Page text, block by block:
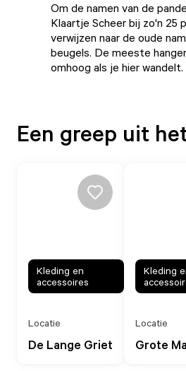
Om de namen van de
Klaartje Scheer bij zo'n 25
verwijzen naar de oude
beugels. De meeste
omhoog als je hier wandelt.
Een greep uit
De Lange Griet
Locatie
Kleding en
accessoires
Grote
Locatie
Kleding